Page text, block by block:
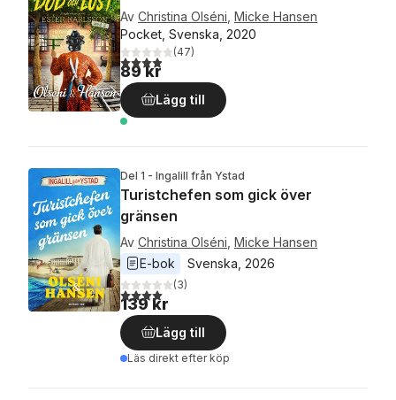
Av Christina Olséni Micke Hansen
Pocket, Svenska, 2020
3,9utav 5 stjärnor. Totalt antal röster:
(47)
89 kr
Lägg till
Del 1 - Ingalill från Ystad
Turistchefen som gick över
gränsen
Av Christina Olséni Micke Hansen
E-bok
Svenska 2026
4,0utav 5 stjärnor. Totalt antal röster:
(3)
139 kr
Lägg till
Läs direkt efter köp